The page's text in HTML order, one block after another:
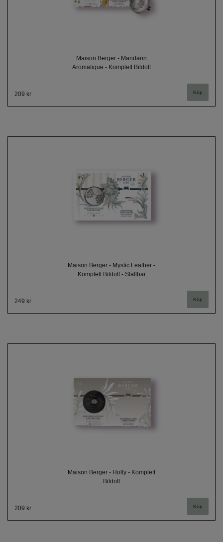
Maison Berger - Mandarin
Aromatique - Komplett Bildoft
209 kr
Maison Berger - Mystic Leather -
Komplett Bildoft - Ställbar
249 kr
Maison Berger - Holly - Komplett
Bildoft
209 kr